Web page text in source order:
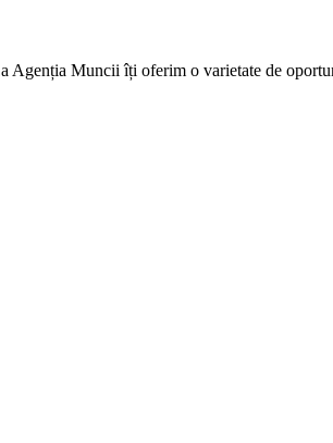
Agenția Muncii îți oferim o varietate de